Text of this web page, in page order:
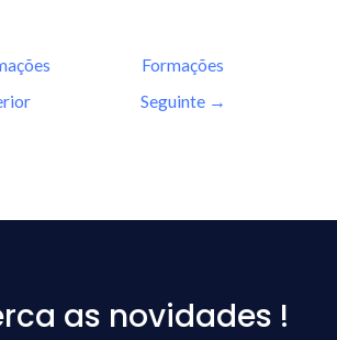
Formações
Seguinte →
as novidades !